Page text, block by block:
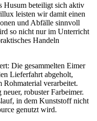
Husum beteiligt sich aktiv
leisten wir damit einen
und Abfälle sinnvoll
so nicht nur im Unterricht
Handeln
Die gesammelten Eimer
Lieferfahrt abgeholt,
Rohmaterial verarbeitet.
robuster Farbeimer.
in dem Kunststoff nicht
genutzt wird.